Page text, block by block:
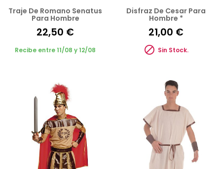
Traje De Romano Senatus
Para Hombre
22,50 €
Recibe entre 11/08 y 12/08
Disfraz De Cesar Para
Hombre *
21,00 €
 Sin Stock.